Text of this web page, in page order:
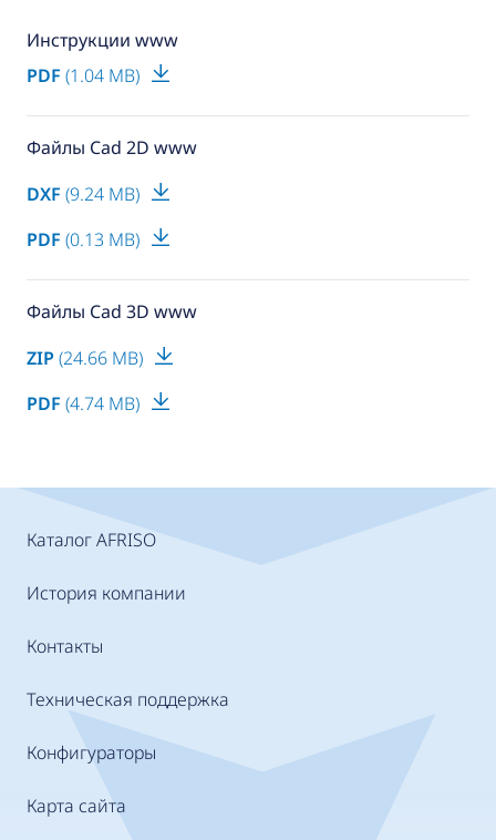
Инструкции www
PDF (1.04 MB)
Файлы Cad 2D www
DXF (9.24 MB)
PDF (0.13 MB)
Файлы Cad 3D www
ZIP (24.66 MB)
PDF (4.74 MB)
Каталог AFRISO
История компании
Контакты
Техническая поддержка
Конфигураторы
Карта сайта